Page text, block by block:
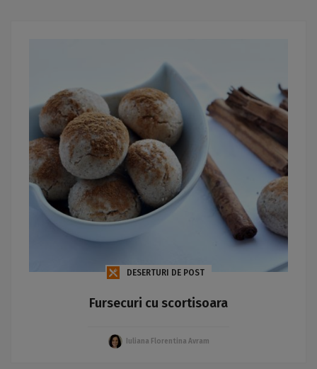
DESERTURI DE POST
Fursecuri cu scortisoara
Iuliana Florentina Avram